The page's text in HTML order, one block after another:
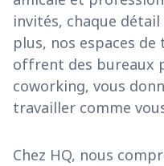
invités, chaque
plus, nos espaces
offrent des bureaux
coworking, vous
travailler comme
Chez HQ, nous